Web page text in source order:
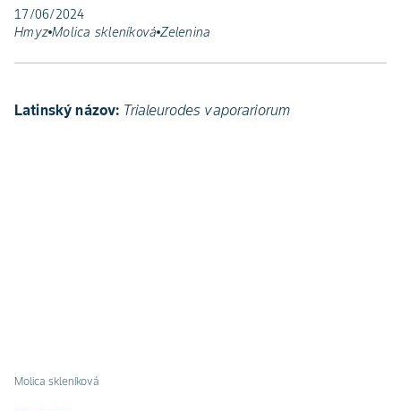
17/06/2024
Hmyz Molica skleníková Zelenina
Latinský názov: Trialeurodes vaporariorum
Molica skleníková